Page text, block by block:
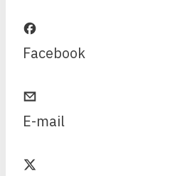
Facebook
E-mail